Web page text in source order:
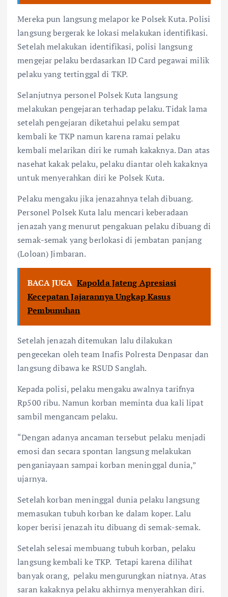
Mereka pun langsung melapor ke Polsek Kuta. Polisi
langsung bergerak ke lokasi melakukan identifikasi.
Setelah melakukan identifikasi, polisi langsung
mengejar pelaku berdasarkan ID Card pegawai milik
pelaku yang tertinggal di TKP.
Selanjutnya personel Polsek Kuta langsung
melakukan pengejaran terhadap pelaku. Tidak lama
setelah pengejaran diketahui pelaku sempat
kembali ke TKP namun karena ramai pelaku
kembali melarikan diri ke rumah kakaknya. Dan atas
nasehat kakak pelaku, pelaku diantar oleh kakaknya
untuk menyerahkan diri ke Polsek Kuta.
Pelaku mengaku jika jenazahnya telah dibuang.
Personel Polsek Kuta lalu mencari keberadaan
jenazah yang menurut pengakuan pelaku dibuang di
semak-semak yang berlokasi di jembatan panjang
(Loloan) Jimbaran.
BACA JUGA Kapolda Jateng Apresiasi
Kecepatan Jajarannya Ungkap Kasus
Pembunuhan
Setelah jenazah ditemukan lalu dilakukan
pengecekan oleh team Inafis Polresta Denpasar dan
langsung dibawa ke RSUD Sanglah.
Kepada polisi, pelaku mengaku awalnya tarifnya
Rp500 ribu. Namun korban meminta dua kali lipat
sambil mengancam pelaku.
“Dengan adanya ancaman tersebut pelaku menjadi
emosi dan secara spontan langsung melakukan
penganiayaan sampai korban meninggal dunia,”
ujarnya.
Setelah korban meninggal dunia pelaku langsung
memasukan tubuh korban ke dalam koper. Lalu
koper berisi jenazah itu dibuang di semak-semak.
Setelah selesai membuang tubuh korban, pelaku
langsung kembali ke TKP. Tetapi karena dilihat
banyak orang, pelaku mengurungkan niatnya. Atas
saran kakaknya pelaku akhirnya menyerahkan diri.